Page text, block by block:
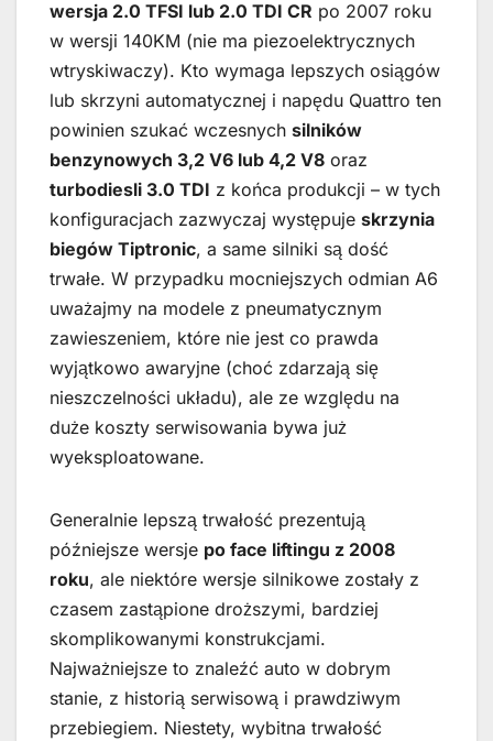
wersja 2.0 TFSI lub 2.0 TDI CR po 2007 roku
w wersji 140KM (nie ma piezoelektrycznych
wtryskiwaczy). Kto wymaga lepszych osiągów
lub skrzyni automatycznej i napędu Quattro ten
powinien szukać wczesnych silników
benzynowych 3,2 V6 lub 4,2 V8 oraz
turbodiesli 3.0 TDI z końca produkcji – w tych
konfiguracjach zazwyczaj występuje skrzynia
biegów Tiptronic, a same silniki są dość
trwałe. W przypadku mocniejszych odmian A6
uważajmy na modele z pneumatycznym
zawieszeniem, które nie jest co prawda
wyjątkowo awaryjne (choć zdarzają się
nieszczelności układu), ale ze względu na
duże koszty serwisowania bywa już
wyeksploatowane.
Generalnie lepszą trwałość prezentują
późniejsze wersje po face liftingu z 2008
roku, ale niektóre wersje silnikowe zostały z
czasem zastąpione droższymi, bardziej
skomplikowanymi konstrukcjami.
Najważniejsze to znaleźć auto w dobrym
stanie, z historią serwisową i prawdziwym
przebiegiem. Niestety, wybitna trwałość